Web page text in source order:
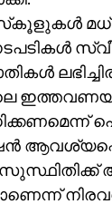
സുസ്ഥിതിക്ക്